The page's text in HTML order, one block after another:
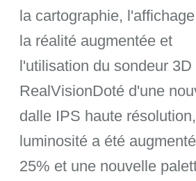
la cartographie,
la réalité augmentée et
l'utilisation du sondeur 3D
RealVisionDoté d'une
dalle IPS haute
luminosité a été
25% et une nouvelle